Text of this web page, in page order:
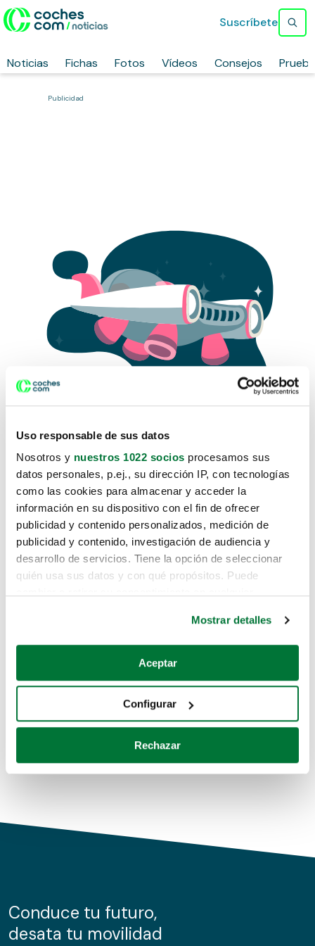
Uso responsable de sus datos
Nosotros y nuestros 1022 socios procesamos sus
datos personales, p.ej., su dirección IP, con tecnologías
como las cookies para almacenar y acceder la
información en su dispositivo con el fin de ofrecer
publicidad y contenido personalizados, medición de
publicidad y contenido, investigación de audiencia y
desarrollo de servicios. Tiene la opción de seleccionar
quién usa sus datos y con qué propósitos. Puede
Si lo permite, también quisiéramos:
Recopilar información sobre su ubicación geográfica
Identificar su dispositivo analizándolo activamente
para buscar características específicas (huellas
Obtenga más información sobre cómo se procesan sus
de cookies.
información sobre el uso que haga del sitio web con
nuestros partners de redes sociales, publicidad y análisis
Mostrar detalles
Aceptar
Configurar
Rechazar
Noticias Fichas Fotos Vídeos Consejos
Suscríbete
Publicidad
Lo sentimos, no sabemos como
te hemos traido hasta aquí.
Pero puedes encontrar el coche que estás
buscando en alguno de estos enlaces:
Coches de segunda mano
Coches de km0
Conduce tu futuro,
desata tu movilidad